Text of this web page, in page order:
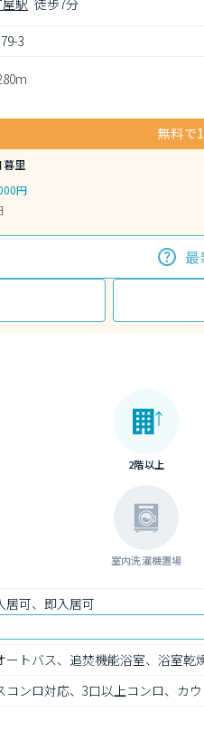
駅 徒歩7分
3
無料で
暮里
円
2階以上
室内洗濯機置場
居可、即入居可
ートバス、追焚機能浴室、浴室
コンロ対応、3口以上コンロ、カ